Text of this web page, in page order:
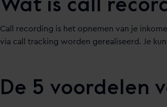
Call recording is het opnemen van je
via call tracking worden gerealiseerd. Je
De 5 voordelen